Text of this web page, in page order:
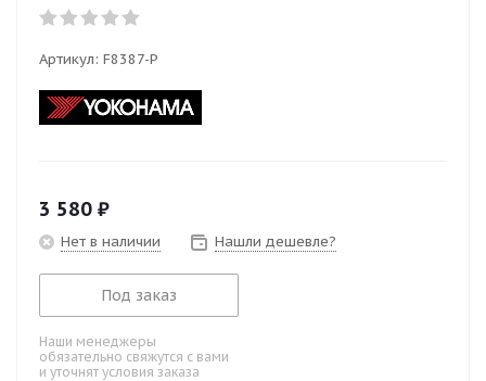
Артикул: F8387-P
3 580 ₽
Нет в наличии Нашли дешевле?
Под заказ
Наши менеджеры
обязательно свяжутся с вами
и уточнят условия заказа